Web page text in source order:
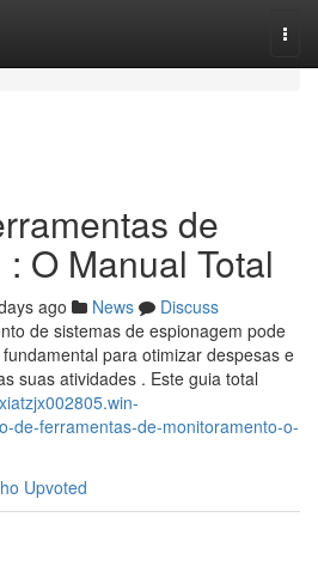
de
O Manual Total
ago News
Discuss
de sistemas de espionagem pode
para otimizar despesas e
suas atividades . Este guia total
de-ferramentas-de-monitoramento-o-
Upvoted